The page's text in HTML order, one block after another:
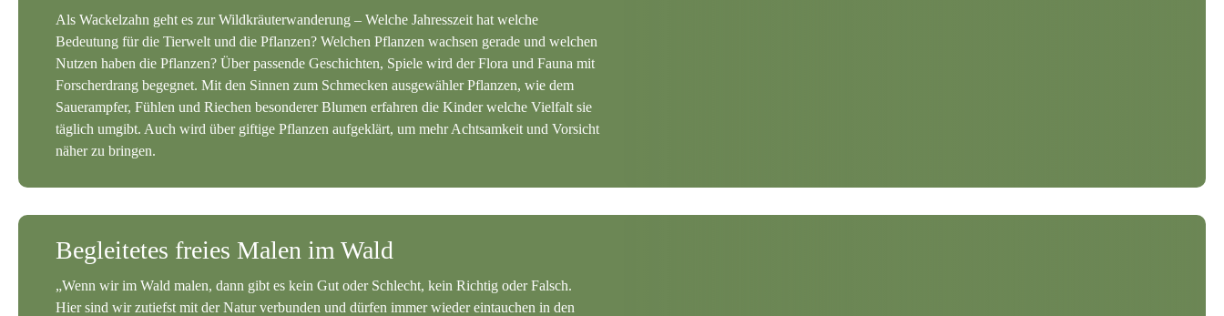
Als Wackelzahn geht es zur Wildkräuterwanderung – Welche Jahresszeit hat welche
Bedeutung für die Tierwelt und die Pflanzen? Welchen Pflanzen wachsen gerade und welchen
Nutzen haben die Pflanzen? Über passende Geschichten, Spiele wird der Flora und Fauna mit
Forscherdrang begegnet. Mit den Sinnen zum Schmecken ausgewähler Pflanzen, wie dem
Sauerampfer, Fühlen und Riechen besonderer Blumen erfahren die Kinder welche Vielfalt sie
täglich umgibt. Auch wird über giftige Pflanzen aufgeklärt, um mehr Achtsamkeit und Vorsicht
näher zu bringen.
Begleitetes freies Malen im Wald
„Wenn wir im Wald malen, dann gibt es kein Gut oder Schlecht, kein Richtig oder Falsch.
Hier sind wir zutiefst mit der Natur verbunden und dürfen immer wieder eintauchen in den